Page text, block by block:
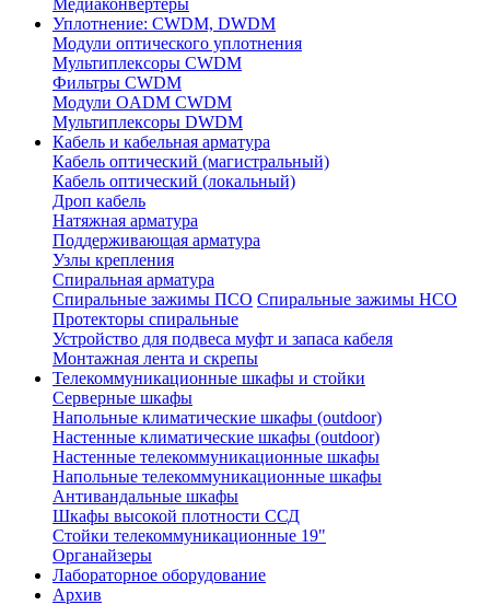
Уплотнение: CWDM, DWDM
Модули оптического уплотнения
Мультиплексоры CWDM
Фильтры CWDM
Модули OADM CWDM
Мультиплексоры DWDM
Кабель и кабельная арматура
Кабель оптический (магистральный)
Кабель оптический (локальный)
Дроп кабель
Натяжная арматура
Поддерживающая арматура
Узлы крепления
Спиральная арматура
Спиральные зажимы ПСО Спиральные зажимы НСО
Протекторы спиральные
Устройство для подвеса муфт и запаса кабеля
Монтажная лента и скрепы
Телекоммуникационные шкафы и стойки
Серверные шкафы
Напольные климатические шкафы (outdoor)
Настенные климатические шкафы (outdoor)
Настенные телекоммуникационные шкафы
Напольные телекоммуникационные шкафы
Антивандальные шкафы
Шкафы высокой плотности ССД
Стойки телекоммуникационные 19"
Органайзеры
Лабораторное оборудование
Архив